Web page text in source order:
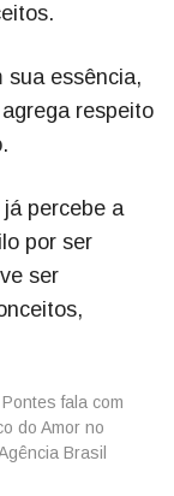
sua essência,
respeito
percebe a
por ser
ser